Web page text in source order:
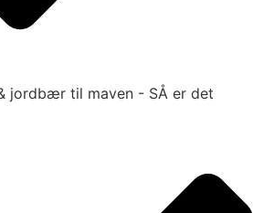
jordbær til maven - SÅ er det